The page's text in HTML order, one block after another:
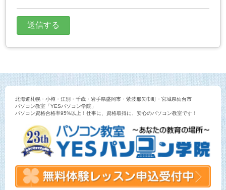
北海道札幌・小樽・江別・千歳・岩手県盛岡市・紫波郡矢巾町・宮城県仙台市
パソコン教室「YESパソコン学院」
パソコン資格合格率95%以上！仕事に、資格取得に、安心のパソコン教室です！